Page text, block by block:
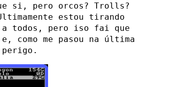
si, pero orcos? Trolls?
estou tirando
todos, pero iso fai que
como me pasou na última